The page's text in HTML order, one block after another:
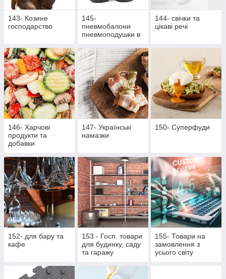
143- Козине
господарство
145-
пневмобалони
пневмоподушки в
144- свічки та
цікаві речі
146- Харчові
продукти та
добавки
147- Українські
намазки
150- Суперфуди
152- для бару та
кафе
153 - Госп. товари
для будинку, саду
та гаражу
155- Товари на
замовлення з
усього світу